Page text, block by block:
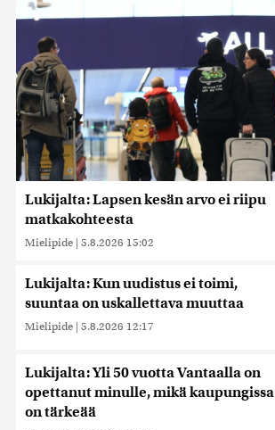
Lukijalta: Lapsen kesän arvo ei riipu
matkakohteesta
Mielipide | 5.8.2026 15:02
Lukijalta: Kun uudistus ei toimi,
suuntaa on uskallettava muuttaa
Mielipide | 5.8.2026 12:17
Lukijalta: Yli 50 vuotta Vantaalla on
opettanut minulle, mikä kaupungissa
on tärkeää